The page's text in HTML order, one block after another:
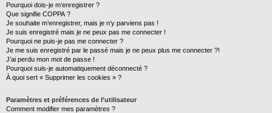
Pourquoi dois-je m’enregistrer ?
Que signifie COPPA ?
Je souhaite m’enregistrer, mais je n’y parviens pas !
Je suis enregistré mais je ne peux pas me connecter !
Pourquoi ne puis-je pas me connecter ?
Je me suis enregistré par le passé mais je ne peux plus me connecter ?!
J’ai perdu mon mot de passe !
Pourquoi suis-je automatiquement déconnecté ?
À quoi sert « Supprimer les cookies » ?
Paramètres et préférences de l’utilisateur
Comment modifier mes paramètres ?